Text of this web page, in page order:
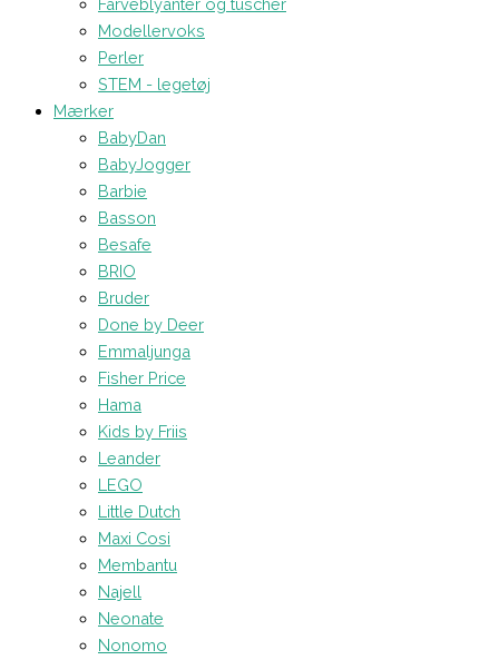
Modellervoks
Perler
STEM - legetøj
Mærker
BabyDan
BabyJogger
Barbie
Basson
Besafe
BRIO
Bruder
Done by Deer
Emmaljunga
Fisher Price
Hama
Kids by Friis
Leander
LEGO
Little Dutch
Maxi Cosi
Membantu
Najell
Neonate
Nonomo